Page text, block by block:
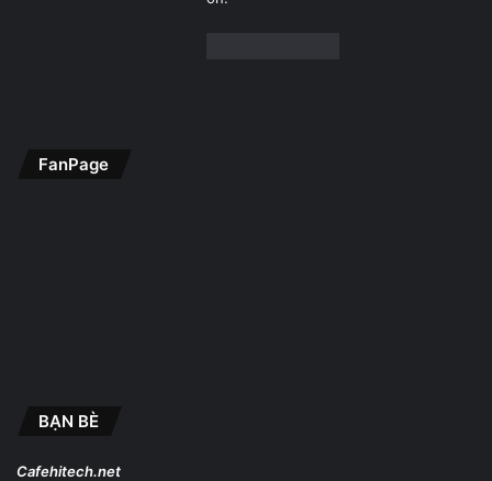
FanPage
BẠN BÈ
Cafehitech.net